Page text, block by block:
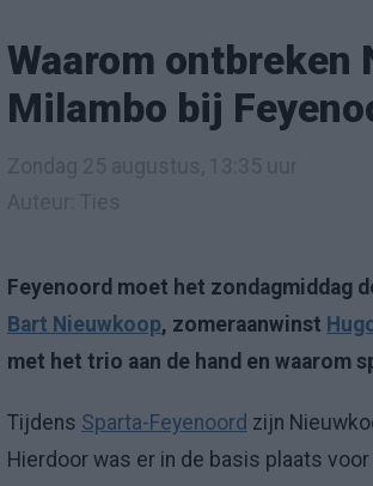
Waarom ontbreken
Milambo bij
Feyenoord moet het zondagmiddag
Bart Nieuwkoop, zomeraanwinst
met het trio aan de hand en waarom
Tijdens Sparta-Feyenoord zijn
Hierdoor was er in de basis plaats voor